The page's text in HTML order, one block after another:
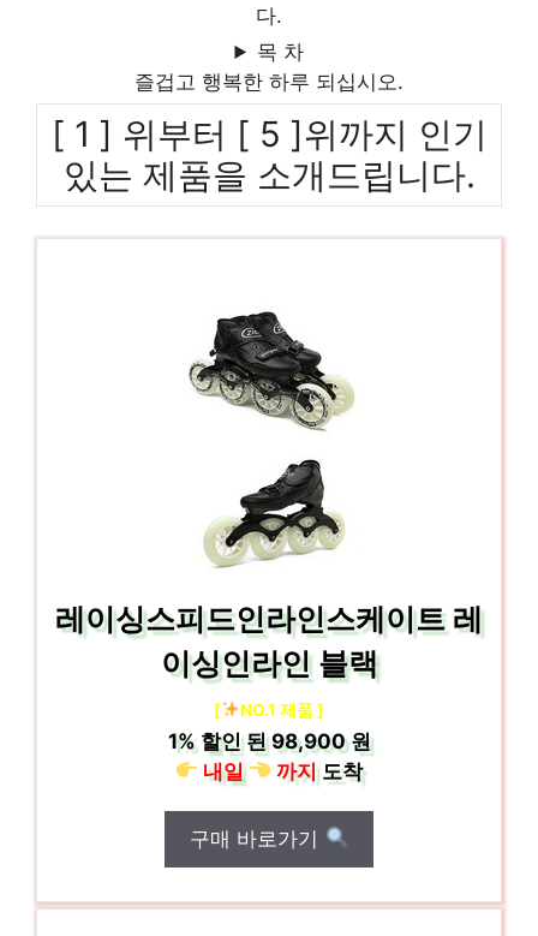
다.
목 차
즐겁고 행복한 하루 되십시오.
[ 1 ] 위부터 [ 5 ]위까지 인기
있는 제품을 소개드립니다.
레이싱스피드인라인스케이트 레
이싱인라인 블랙
[ NO.1 제품 ]
1%할인 된98,900 원
내일
까지도착
구매 바로가기